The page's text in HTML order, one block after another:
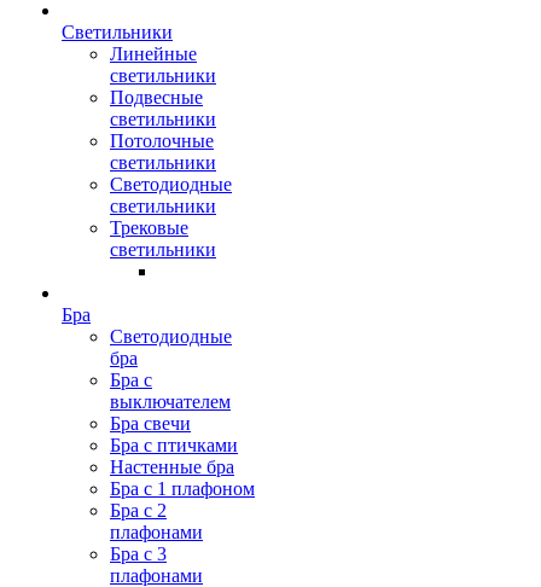
Светильники
Линейные
светильники
Подвесные
светильники
Потолочные
светильники
Светодиодные
светильники
Трековые
светильники
Бра
Светодиодные
бра
Бра с
выключателем
Бра свечи
Бра с птичками
Настенные бра
Бра с 1 плафоном
Бра с 2
плафонами
Бра с 3
плафонами